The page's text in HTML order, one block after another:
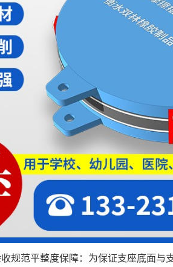
规范平整度保障：为保证支座底面与